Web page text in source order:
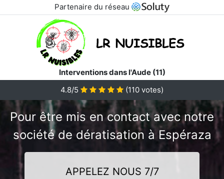
Partenaire du réseau
Interventions dans l'Aude (11)
4.8/5
(110 votes)
Pour être mis en contact avec notre
société de dératisation à Espéraza
APPELEZ NOUS 7/7